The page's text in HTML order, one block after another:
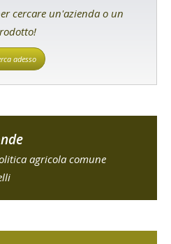
cercare un'azienda o un
adesso
agricola comune